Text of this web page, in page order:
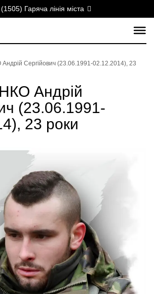
(1505) Гаряча лінія міста
Сергійович (23.06.1991-02.12.2014), 23
Андрій
(23.06.1991-
23 роки